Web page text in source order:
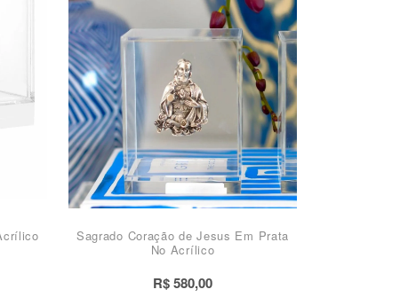
Sagrado Coração de Jesus Em Prata
No Acrílico
R$ 580,00